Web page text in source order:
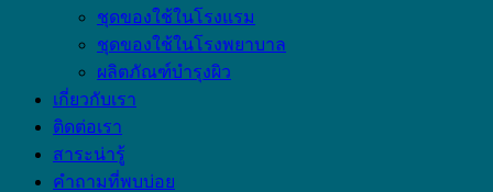
ชุดของใช้ในโรงแรม
ชุดของใช้ในโรงพยาบาล
ผลิตภัณฑ์บำรุงผิว
เกี่ยวกับเรา
ติดต่อเรา
สาระน่ารู้
คำถามที่พบบ่อย